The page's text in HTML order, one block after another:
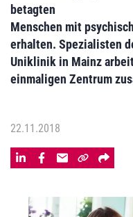
betagten
Menschen mit
erhalten. Spezialisten
Uniklinik in Mainz
einmaligen Zentrum
22.11.2018